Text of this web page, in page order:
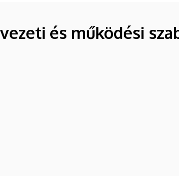
és működési